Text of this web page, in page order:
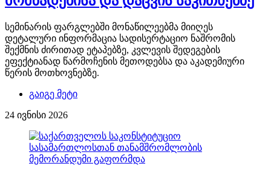
სემინარის ფარგლებში მონაწილეებმა მიიღეს
დეტალური ინფორმაცია სადისერტაციო ნაშრომის
შექმნის ძირითად ეტაპებზე, კვლევის შედეგების
ეფექტიანად წარმოჩენის მეთოდებსა და აკადემიური
წერის მოთხოვნებზე.
გაიგე მეტი
24 ივნისი 2026